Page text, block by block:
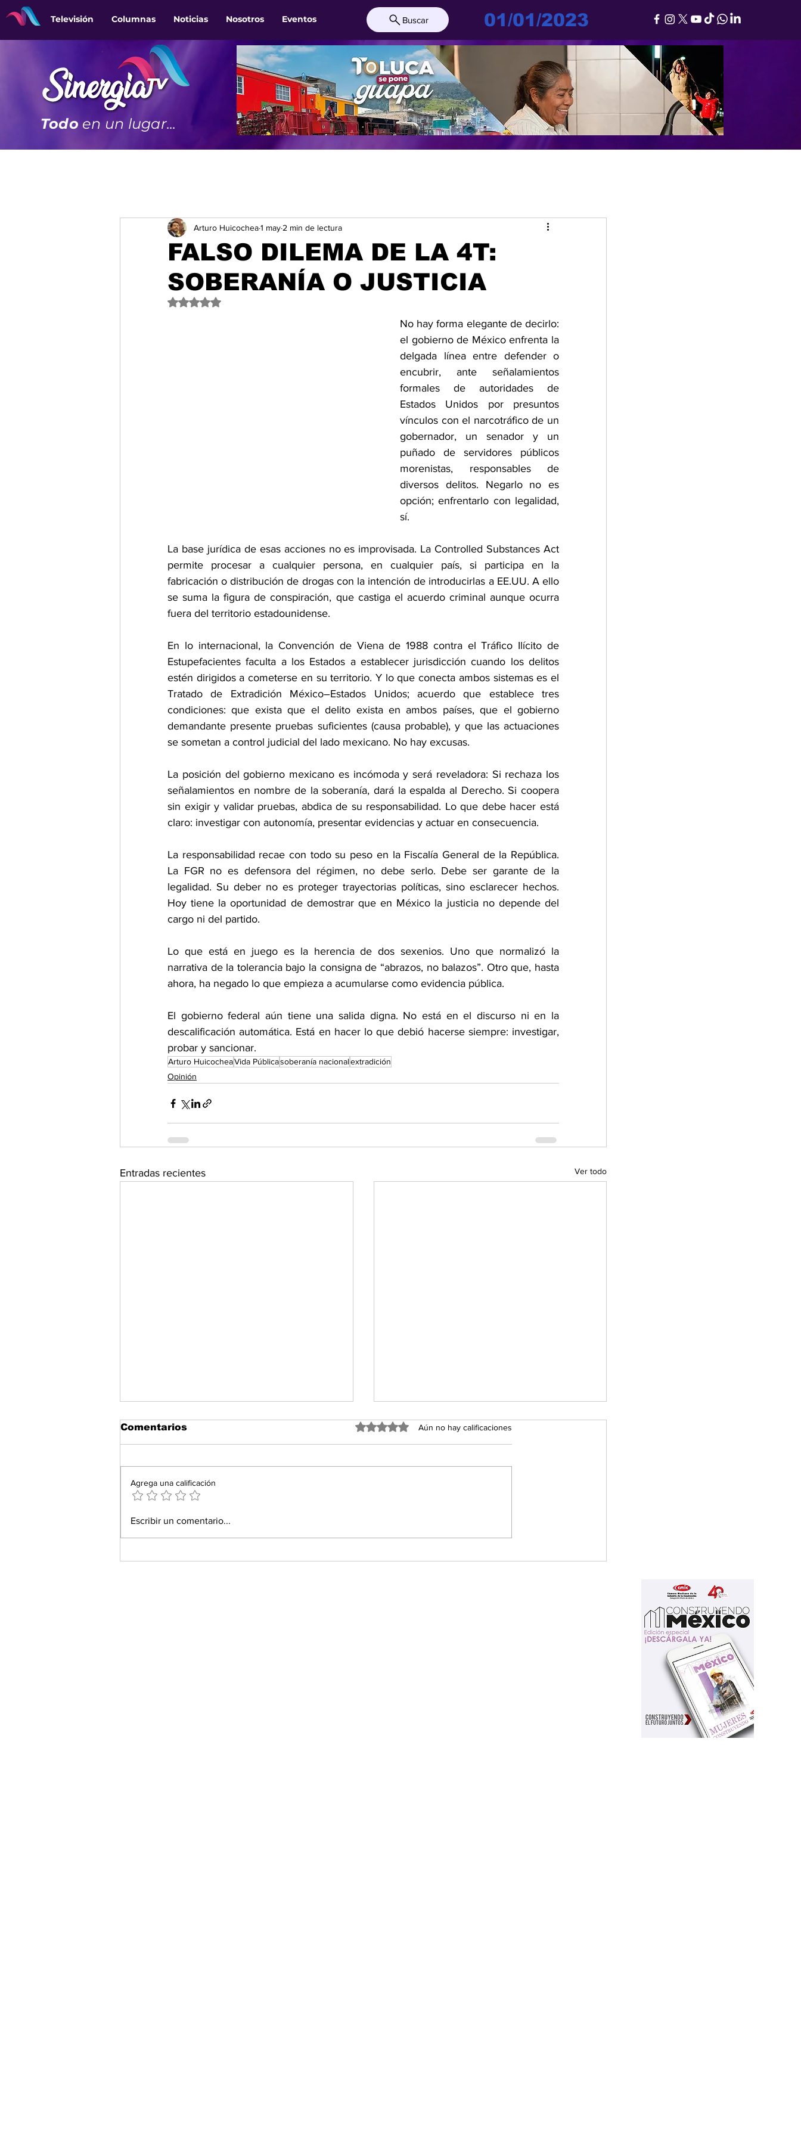
Televisión Columnas Noticias Nosotros Eventos Buscar 01/01/2023
Todo en un lugar...
FALSO DILEMA DE LA 4T:
SOBERANÍA O JUSTICIA
Arturo Huicochea1 may 2 min de lectura
Obtuvo NaN de 5 estrellas.
No hay forma elegante de decirlo:
el gobierno de México enfrenta la
delgada línea entre defender o
encubrir, ante señalamientos
formales de autoridades de
Estados Unidos por presuntos
vínculos con el narcotráfico de un
gobernador, un senador y un
puñado de servidores públicos
morenistas, responsables de
diversos delitos. Negarlo no es
opción; enfrentarlo con legalidad,
sí.
La base jurídica de esas acciones no es improvisada. La Controlled Substances Act
permite procesar a cualquier persona, en cualquier país, si participa en la
fabricación o distribución de drogas con la intención de introducirlas a EE.UU. A ello
se suma la figura de conspiración, que castiga el acuerdo criminal aunque ocurra
fuera del territorio estadounidense.
En lo internacional, la Convención de Viena de 1988 contra el Tráfico Ilícito de
Estupefacientes faculta a los Estados a establecer jurisdicción cuando los delitos
estén dirigidos a cometerse en su territorio. Y lo que conecta ambos sistemas es el
Tratado de Extradición México–Estados Unidos; acuerdo que establece tres
condiciones: que exista que el delito exista en ambos países, que el gobierno
demandante presente pruebas suficientes (causa probable), y que las actuaciones
se sometan a control judicial del lado mexicano. No hay excusas.
La posición del gobierno mexicano es incómoda y será reveladora: Si rechaza los
señalamientos en nombre de la soberanía, dará la espalda al Derecho. Si coopera
sin exigir y validar pruebas, abdica de su responsabilidad. Lo que debe hacer está
claro: investigar con autonomía, presentar evidencias y actuar en consecuencia.
La responsabilidad recae con todo su peso en la Fiscalía General de la República.
La FGR no es defensora del régimen, no debe serlo. Debe ser garante de la
legalidad. Su deber no es proteger trayectorias políticas, sino esclarecer hechos.
Hoy tiene la oportunidad de demostrar que en México la justicia no depende del
cargo ni del partido.
Lo que está en juego es la herencia de dos sexenios. Uno que normalizó la
narrativa de la tolerancia bajo la consigna de “abrazos, no balazos”. Otro que, hasta
ahora, ha negado lo que empieza a acumularse como evidencia pública.
El gobierno federal aún tiene una salida digna. No está en el discurso ni en la
descalificación automática. Está en hacer lo que debió hacerse siempre: investigar,
probar y sancionar.
Arturo HuicocheaVida Públicasoberanía nacionalextradición
Opinión
Entradas recientes Ver todo
seguridad
estatales sin resultados
Comentarios Obtuvo 0 de 5 estrellas.
Aún no hay calificaciones
Agrega una calificación
Escribir un comentario...